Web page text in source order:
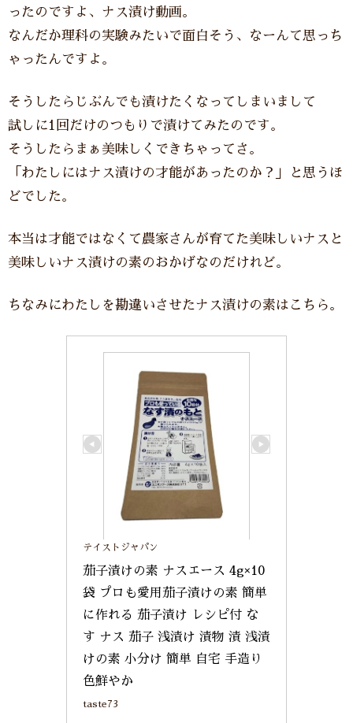
ったのですよ、ナス漬け動画。
なんだか理科の実験みたいで面白そう、なーんて思っち
ゃったんですよ。
そうしたらじぶんでも漬けたくなってしまいまして
試しに1回だけのつもりで漬けてみたのです。
そうしたらまぁ美味しくできちゃってさ。
「わたしにはナス漬けの才能があったのか？」と思うほ
どでした。
本当は才能ではなくて農家さんが育てた美味しいナスと
美味しいナス漬けの素のおかげなのだけれど。
ちなみにわたしを勘違いさせたナス漬けの素はこちら。
テイストジャパン
茄子漬けの素 ナスエース 4g×10
袋 プロも愛用茄子漬けの素 簡単
に作れる 茄子漬け レシピ付 な
す ナス 茄子 浅漬け 漬物 漬 浅漬
けの素 小分け 簡単 自宅 手造り
色鮮やか
taste73